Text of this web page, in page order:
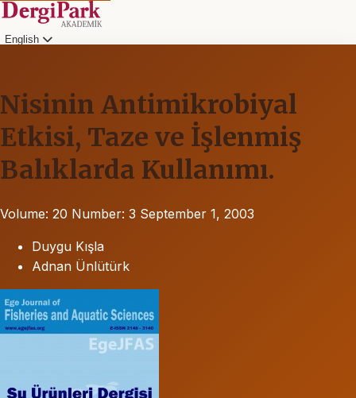
English
Nisinin Antimikrobiyal
Etkisi, Taze ve İşlenmiş
Balıklarda Kullanımı.
Volume: 20 Number: 3 September 1, 2003
Duygu Kışla
Adnan Ünlütürk